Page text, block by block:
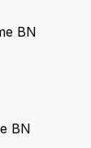
BN
BN